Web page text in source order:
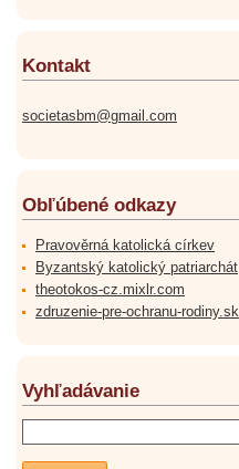
Kontakt
societasbm@gmail.com
Obľúbené odkazy
Pravověrná katolická církev
Byzantský katolický patriarchát
theotokos-cz.mixlr.com
zdruzenie-pre-ochranu-rodiny.sk
Vyhľadávanie